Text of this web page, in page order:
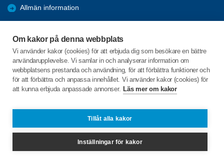
Om kakor på denna webbplats
Vi använder kakor (cookies) för att erbjuda dig som besökare en bättre
användarupplevelse. Vi samlar in och analyserar information om
webbplatsens prestanda och användning, för att förbättra funktioner och
för att förbättra och anpassa innehållet. Vi använder kakor (cookies) för
att kunna erbjuda anpassade annonser. Läs mer om kakor
Tillåt alla kakor
Inställningar för kakor
Allmän information
2025 Arkiv
2024 Arkiv
C/o:Sven Lindström
sven-lindstrom@hotmail.se